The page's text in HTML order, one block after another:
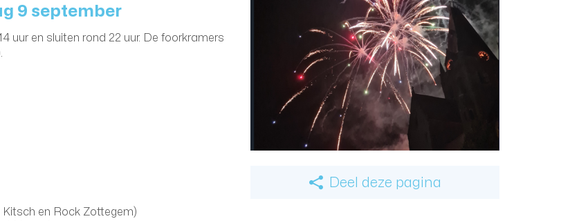
9 september
uur en sluiten rond 22 uur. De foorkramers
Kitsch en Rock Zottegem)
Deel deze pagina
Facebook
Twitterlinkedinmail